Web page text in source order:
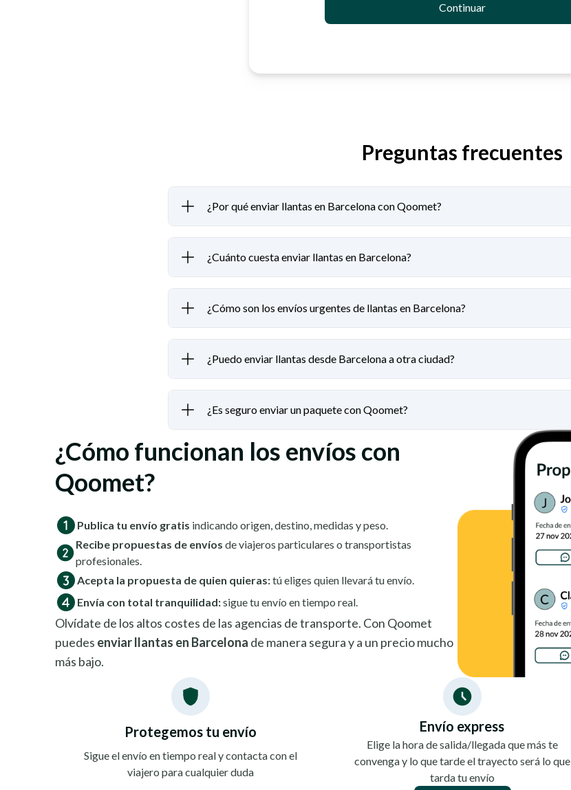
Continuar
Preguntas frecuentes
¿Por qué enviar llantas en Barcelona con Qoomet?
¿Cuánto cuesta enviar llantas en Barcelona?
¿Cómo son los envíos urgentes de llantas en Barcelona?
¿Puedo enviar llantas desde Barcelona a otra ciudad?
¿Es seguro enviar un paquete con Qoomet?
¿Cómo funcionan los envíos con
Qoomet?
Publica tu envío gratis indicando origen, destino, medidas y peso.
Recibe propuestas de envíos de viajeros particulares o transportistas
profesionales.
Acepta la propuesta de quien quieras:tú eliges quien llevará tu envío.
Envía con total tranquilidad:sigue tu envío en tiempo real.
Olvídate de los altos costes de las agencias de transporte. Con Qoomet
puedes enviar llantas en Barcelona de manera segura y a un precio mucho
más bajo.
Protegemos tu envío
Sigue el envío en tiempo real y contacta con el
viajero para cualquier duda
Envío express
Elige la hora de salida/llegada que más te
convenga y lo que tarde el trayecto será lo que
tarda tu envío